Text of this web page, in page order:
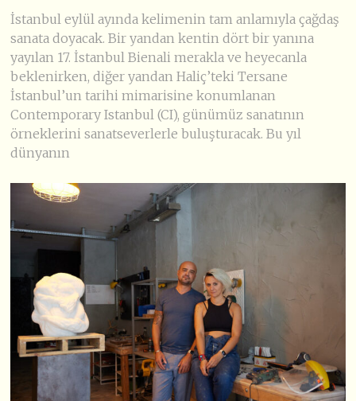
İstanbul eylül ayında kelimenin tam anlamıyla çağdaş
sanata doyacak. Bir yandan kentin dört bir yanına
yayılan 17. İstanbul Bienali merakla ve heyecanla
beklenirken, diğer yandan Haliç’teki Tersane
İstanbul’un tarihi mimarisine konumlanan
Contemporary Istanbul (CI), günümüz sanatının
örneklerini sanatseverlerle buluşturacak. Bu yıl
dünyanın